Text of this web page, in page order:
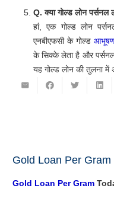
आवश्यकता नहीं है।
Q. क्या गोल्ड लोन
हां, एक गोल्ड लोन
एनबीएफसी के गोल्ड
के सिक्के लेता है और
यह गोल्ड लोन की तुलना में